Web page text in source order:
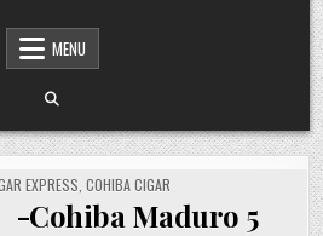
MENU
EXPRESS COHIBA CIGAR
-Cohiba Maduro 5